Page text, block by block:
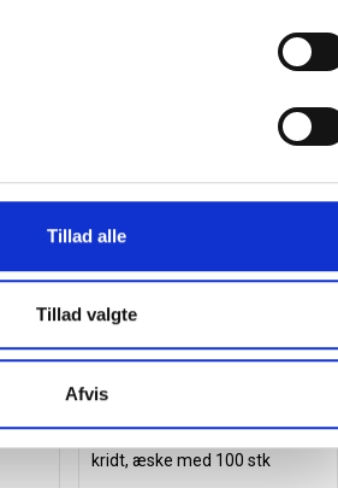
Tillad alle
Tillad valgte
Afvis
også
Køb mere og spar
Linex CCCHC støvfrie farvede
kridt, æske med 100 stk